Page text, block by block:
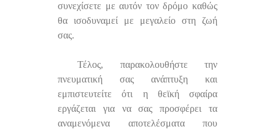
συνεχίσετε με αυτόν τον δρόμο καθώς
θα ισοδυναμεί με μεγαλείο στη ζωή
σας.
Τέλος, παρακολουθήστε την
πνευματική σας ανάπτυξη και
εμπιστευτείτε ότι η θεϊκή σφαίρα
εργάζεται για να σας προσφέρει τα
αναμενόμενα αποτελέσματα που